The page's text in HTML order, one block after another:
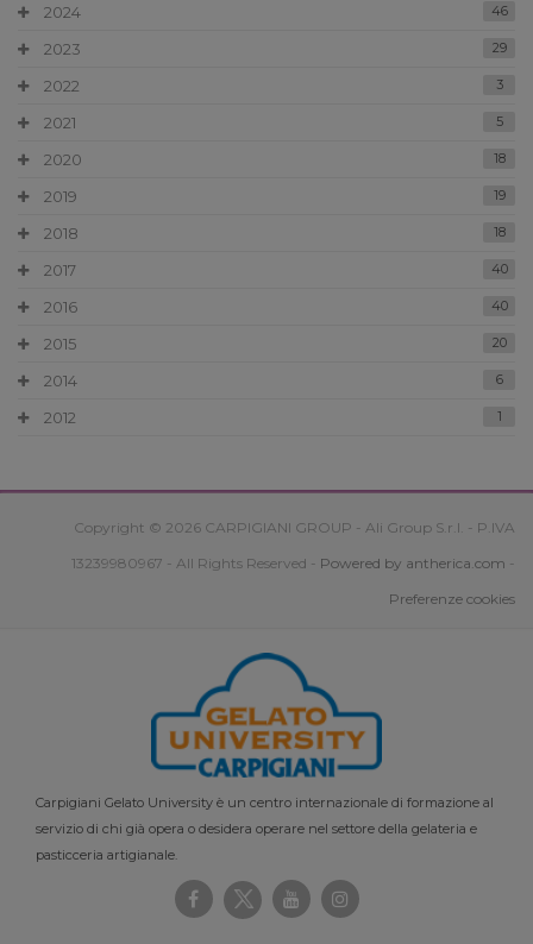
2024 46
2023 29
2022 3
2021 5
2020 18
2019 19
2018 18
2017 40
2016 40
2015 20
2014 6
2012 1
Copyright © 2026 CARPIGIANI GROUP - Ali Group S.r.l. - P.IVA
13239980967 - All Rights Reserved - Powered by antherica.com -
Preferenze cookies
Carpigiani Gelato University è un centro internazionale di formazione al
servizio di chi già opera o desidera operare nel settore della gelateria e
pasticceria artigianale.